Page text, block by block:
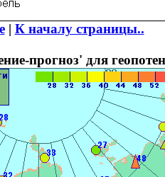
| К началу страницы..
прогноз' для